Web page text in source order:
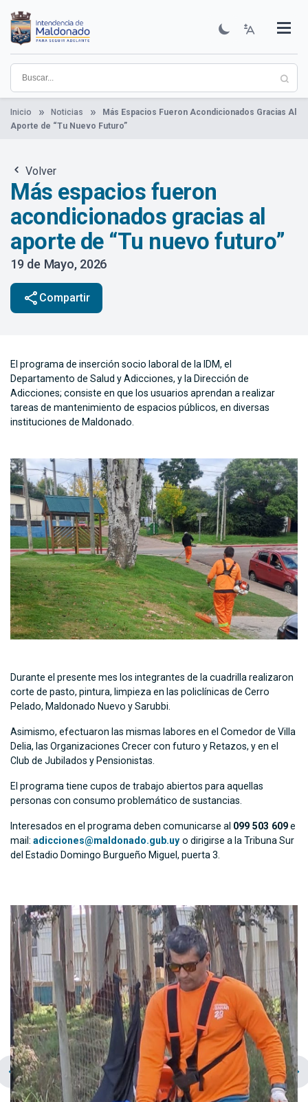
contenido
principal
Institucional
Municipios
Descubre Maldonado
Comunicación
Servicios
Guía De Trámites
Ver Noticias
Inicio Noticias
Más Espacios Fueron Acondicionados Gracias Al
Aporte de “Tu Nuevo Futuro”
Volver
Más espacios fueron
acondicionados gracias al
aporte de “Tu nuevo futuro”
19 de Mayo, 2026
share Compartir
El programa de inserción socio laboral de la IDM, el
Departamento de Salud y Adicciones, y la Dirección de
Adicciones; consiste en que los usuarios aprendan a realizar
tareas de mantenimiento de espacios públicos, en diversas
instituciones de Maldonado.
Durante el presente mes los integrantes de la cuadrilla realizaron
corte de pasto, pintura, limpieza en las policlínicas de Cerro
Pelado, Maldonado Nuevo y Sarubbi.
Asimismo, efectuaron las mismas labores en el Comedor de Villa
Delia, las Organizaciones Crecer con futuro y Retazos, y en el
Club de Jubilados y Pensionistas.
El programa tiene cupos de trabajo abiertos para aquellas
personas con consumo problemático de sustancias.
Interesados en el programa deben comunicarse al 099 503 609e
mail: adicciones@maldonado.gub.uy o dirigirse a la Tribuna Sur
del Estadio Domingo Burgueño Miguel, puerta 3.
chevron_left navigate_next